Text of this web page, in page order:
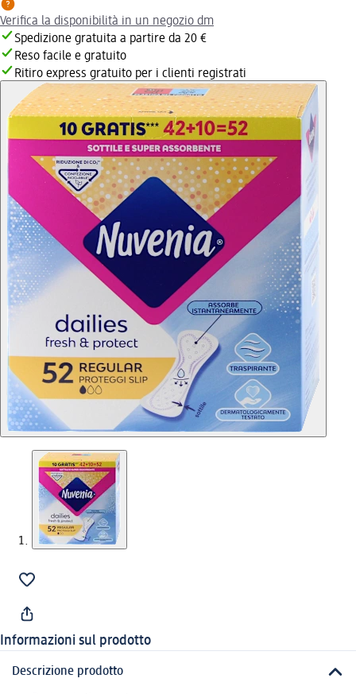
Verifica la disponibilità in un negozio dm
Spedizione gratuita a partire da 20 €
Reso facile e gratuito
Ritiro express gratuito per i clienti registrati
Informazioni sul prodotto
Descrizione prodotto